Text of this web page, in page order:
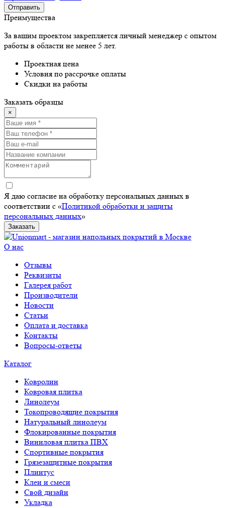
Отправить
Преимущества
За вашим проектом закрепляется личный менеджер с опытом
работы в области не менее 5 лет.
Проектная цена
Условия по рассрочке оплаты
Скидки на работы
Заказать образцы
×
Я даю согласие на обработку персональных данных в
соответствии с «Политикой обработки и защиты
персональных данных»
Заказать
О нас
Отзывы
Реквизиты
Галерея работ
Производители
Новости
Статьи
Оплата и доставка
Контакты
Вопросы-ответы
Каталог
Ковролин
Ковровая плитка
Линолеум
Токопроводящие покрытия
Натуральный линолеум
Флокированные покрытия
Виниловая плитка ПВХ
Спортивные покрытия
Грязезащитные покрытия
Плинтус
Клеи и смеси
Свой дизайн
Укладка